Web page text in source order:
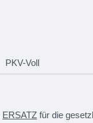
PKV-Voll
ERSATZ für die